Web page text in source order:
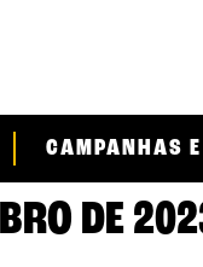
CAMPANHAS
DE